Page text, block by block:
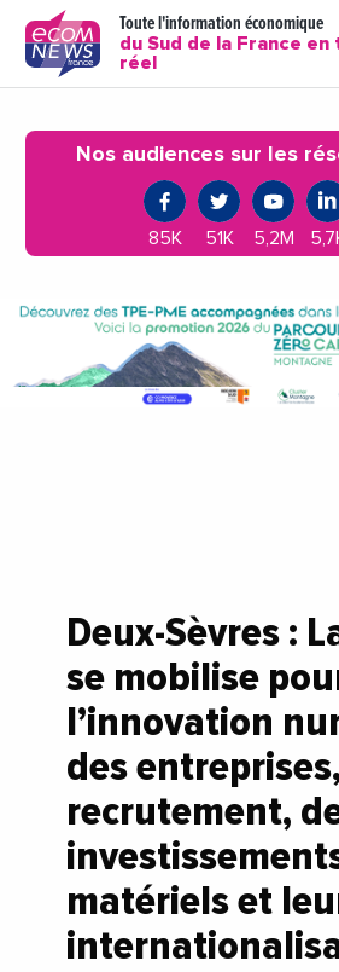
Toute l'information économique
du Sud de la France en
réel
Nos audiences sur les
85K 51K 5,2M
Deux-Sèvres :
se mobilise
l’innovation
des
recrutement,
matériels et